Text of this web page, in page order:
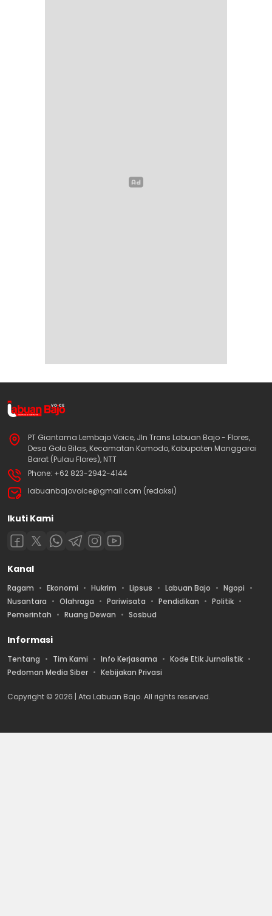
PT Giantama Lembajo Voice, Jln Trans Labuan Bajo - Flores,
Desa Golo Bilas, Kecamatan Komodo, Kabupaten Manggarai
Barat (Pulau Flores), NTT
Phone: +62 823-2942-4144
labuanbajovoice@gmail.com (redaksi)
Ikuti Kami
Kanal
Ragam Ekonomi Hukrim Lipsus Labuan Bajo
Ngopi
Nusantara
Olahraga Pariwisata Pendidikan
Politik
Pemerintah
Ruang Dewan Sosbud
Informasi
Tentang Tim Kami Info Kerjasama
Kode Etik Jurnalistik
Pedoman Media Siber
Kebijakan Privasi
Copyright © 2026 | Ata Labuan Bajo. All rights reserved.